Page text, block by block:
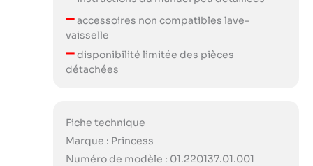
–accessoires non compatibles lave-
vaisselle
–disponibilité limitée des pièces
détachées
Fiche technique
Marque : Princess
Numéro de modèle : 01.220137.01.001